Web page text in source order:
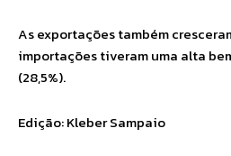
As exportações também
importações tiveram uma alta
(28,5%).
Edição: Kleber Sampaio